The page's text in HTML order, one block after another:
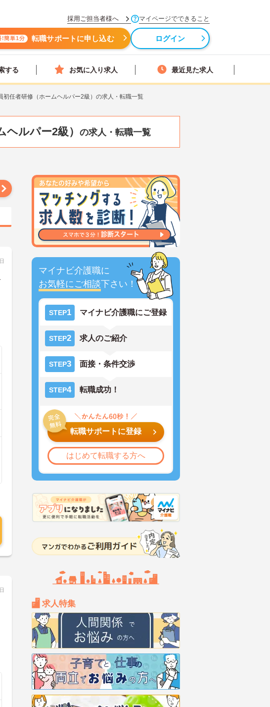
採用ご担当者様へ マイページでできること
!簡単1分 転職サポートに申し込む ログイン
する お気に入り求人 最近見た求人
初任者研修（ホームヘルパー2級）の求人・転職一覧
ルパー2級） の求人・転職一覧
マイナビ介護職に
お気軽にご相談下さい！
STEP1 マイナビ介護職にご登録
STEP2 求人のご紹介
STEP3 面接・条件交渉
STEP4 転職成功！
転職サポートに登録
はじめて転職する方へ
求人特集